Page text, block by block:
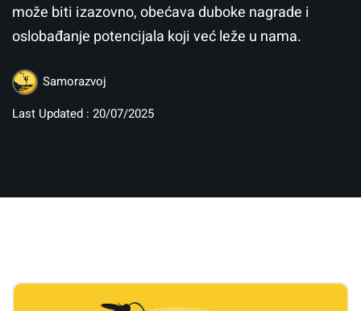
može biti izazovno, obećava duboke nagrade i
oslobađanje potencijala koji već leže u nama.
Samorazvoj
Last Updated : 20/07/2025